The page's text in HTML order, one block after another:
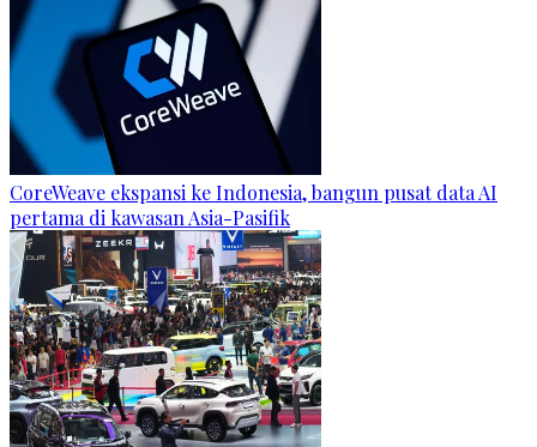
CoreWeave ekspansi ke Indonesia, bangun pusat data AI
pertama di kawasan Asia-Pasifik